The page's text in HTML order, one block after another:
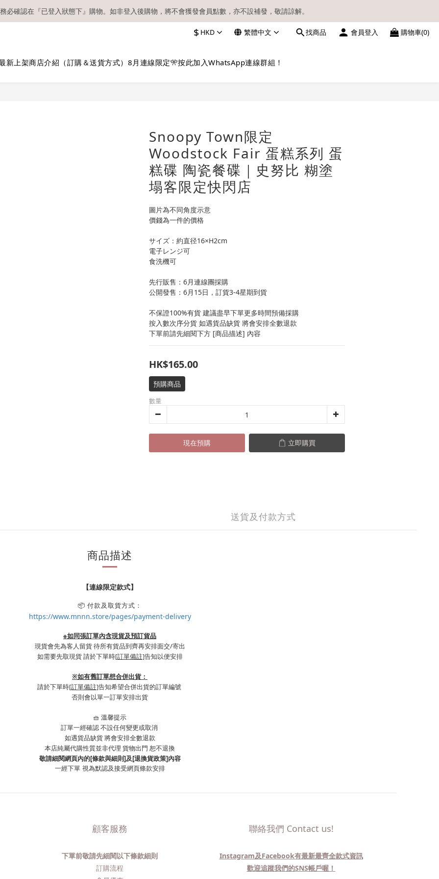
【現貨區】內款式均為在港現貨，現貨區以外的所有貨品都需要訂貨喔！
必確認在『已登入狀態下』購物。如非登入後購物，將不會獲發會員點數，亦不設補發，敬請諒解。
豐快遞／本地及國際郵遞寄出後，本店只會以電郵通知出貨，下單後敬請留意電郵信箱。
$ HKD 繁體中文 找商品 會員登入 購物車(0)
新上架商店介紹（訂購＆送貨方式） 8月連線限定🎌按此加入WhatsApp連線群組！
Snoopy Town限定
Woodstock Fair 蛋糕系列 蛋
糕碟 陶瓷餐碟｜史努比 糊塗
塌客限定快閃店
圖片為不同角度示意
價錢為一件的價格
サイズ：約直径16×H2cm
電子レンジ可
食洗機可
先行販售：6月連線團採購
公開發售：6月15日，訂貨3-4星期到貨
不保證100%有貨 建議盡早下單更多時間預備採購
按入數次序分貨 如遇貨品缺貨 將會安排全數退款
下單前請先細閱下方 [商品描述] 內容
HK$165.00
預購商品
數量
現在預購 立即購買
送貨及付款方式
商品描述
【連線限定款式】
📦 付款及取貨方式：
https://www.mnnn.store/pages/payment-delivery
※如同張訂單內含現貨及預訂貨品
現貨會先為客人留貨 待所有貨品到齊再安排面交/寄出
如需要先取現貨 請於下單時[訂單備註]告知以便安排
※如有舊訂單想合併出貨：
請於下單時[訂單備註]告知希望合併出貨的訂單編號
否則會以單一訂單安排出貨
🧺 溫馨提示
訂單一經確認 不設任何變更或取消
如遇貨品缺貨 將會安排全數退款
本店純屬代購性質並非代理 貨物出門 恕不退換
敬請細閱網頁內的[條款與細則]及[退換貨政策]內容
一經下單 視為默認及接受網頁條款安排
顧客服務
下單前敬請先細閱以下條款細則
訂購流程​
聯絡我們 Contact us!
Instagram及Facebook有最新最齊全款式資訊
歡迎追蹤我們的SNS帳戶喔！